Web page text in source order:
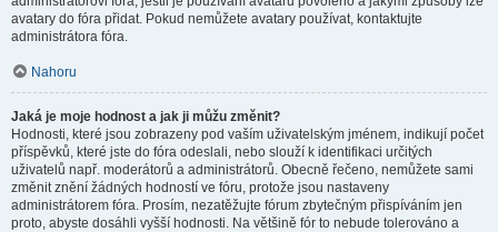
avatary do fóra přidat. Pokud nemůžete avatary používat, kontaktujte
administrátora fóra.
Nahoru
Jaká je moje hodnost a jak ji můžu změnit?
Hodnosti, které jsou zobrazeny pod vaším uživatelským jménem, indikují počet
příspěvků, které jste do fóra odeslali, nebo slouží k identifikaci určitých
uživatelů např. moderátorů a administrátorů. Obecně řečeno, nemůžete sami
změnit znění žádných hodností ve fóru, protože jsou nastaveny
administrátorem fóra. Prosím, nezatěžujte fórum zbytečným přispíváním jen
proto, abyste dosáhli vyšší hodnosti. Na většině fór to nebude tolerováno a